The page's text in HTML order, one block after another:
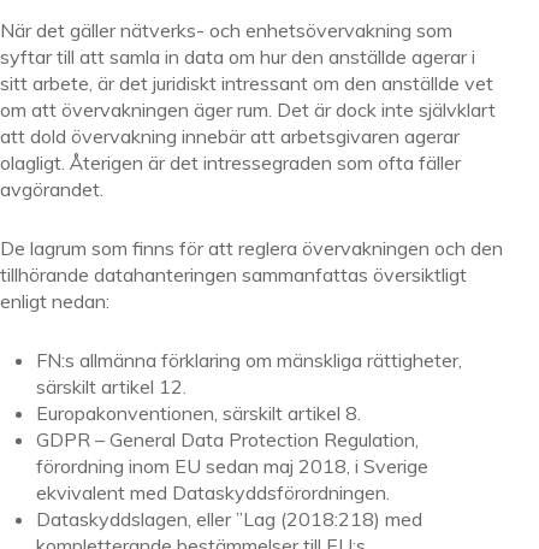
När det gäller nätverks- och enhetsövervakning som
syftar till att samla in data om hur den anställde agerar i
sitt arbete, är det juridiskt intressant om den anställde vet
om att övervakningen äger rum. Det är dock inte självklart
att dold övervakning innebär att arbetsgivaren agerar
olagligt. Återigen är det intressegraden som ofta fäller
avgörandet.
De lagrum som finns för att reglera övervakningen och den
tillhörande datahanteringen sammanfattas översiktligt
enligt nedan:
FN:s allmänna förklaring om mänskliga rättigheter,
särskilt artikel 12.
Europakonventionen, särskilt artikel 8.
GDPR – General Data Protection Regulation,
förordning inom EU sedan maj 2018, i Sverige
ekvivalent med Dataskyddsförordningen.
Dataskyddslagen, eller ”Lag (2018:218) med